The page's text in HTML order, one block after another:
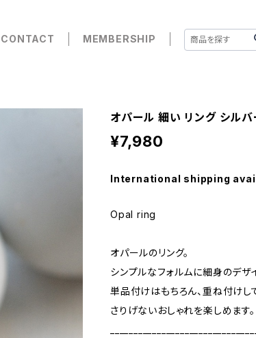
CONTACT MEMBERSHIP
オパール 細い リング シル
¥7,980
International shipping
Opal ring
オパールのリング。
シンプルなフォルムに細身のデザ
単品付けはもちろん、重ね付けし
さりげないおしゃれを楽しめます。